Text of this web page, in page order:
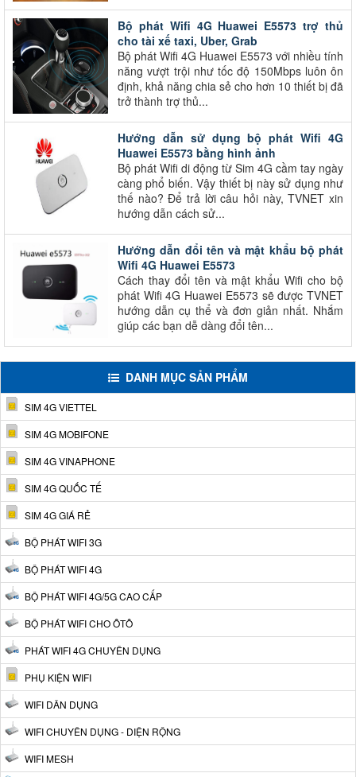
Bộ phát Wifi 4G Huawei E5573 trợ thủ
cho tài xế taxi, Uber, Grab
Bộ phát Wifi 4G Huawei E5573 với nhiều tính
năng vượt trội như tốc độ 150Mbps luôn ôn
định, khả năng chia sẻ cho hơn 10 thiết bị đã
trở thành trợ thủ...
Hướng dẫn sử dụng bộ phát Wifi 4G
Huawei E5573 bằng hình ảnh
Bộ phát Wifi di động từ Sim 4G cầm tay ngày
càng phổ biến. Vậy thiết bị này sử dụng như
thế nào? Để trả lời câu hỏi này, TVNET xin
hướng dẫn cách sử...
Hướng dẫn đổi tên và mật khẩu bộ phát
Wifi 4G Huawei E5573
Cách thay đổi tên và mật khẩu Wifi cho bộ
phát Wifi 4G Huawei E5573 sẽ được TVNET
hướng dẫn cụ thể và đơn giản nhất. Nhắm
giúp các bạn dễ dàng đổi tên...
DANH MỤC SẢN PHẨM
SIM 4G VIETTEL
SIM 4G MOBIFONE
SIM 4G VINAPHONE
SIM 4G QUỐC TẾ
SIM 4G GIÁ RẺ
BỘ PHÁT WIFI 3G
BỘ PHÁT WIFI 4G
BỘ PHÁT WIFI 4G/5G CAO CẤP
BỘ PHÁT WIFI CHO ÔTÔ
PHÁT WIFI 4G CHUYÊN DỤNG
PHỤ KIỆN WIFI
WIFI DÂN DỤNG
WIFI CHUYÊN DỤNG - DIỆN RỘNG
WIFI MESH